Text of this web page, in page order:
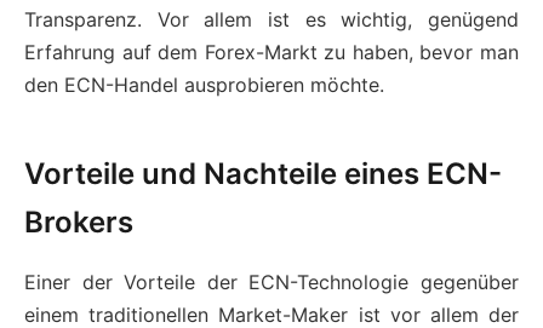
Transparenz. Vor allem ist es wichtig, genügend
Erfahrung auf dem Forex-Markt zu haben, bevor man
den ECN-Handel ausprobieren möchte.
Vorteile und Nachteile eines ECN-
Brokers
Einer der Vorteile der ECN-Technologie gegenüber
einem traditionellen Market-Maker ist vor allem der